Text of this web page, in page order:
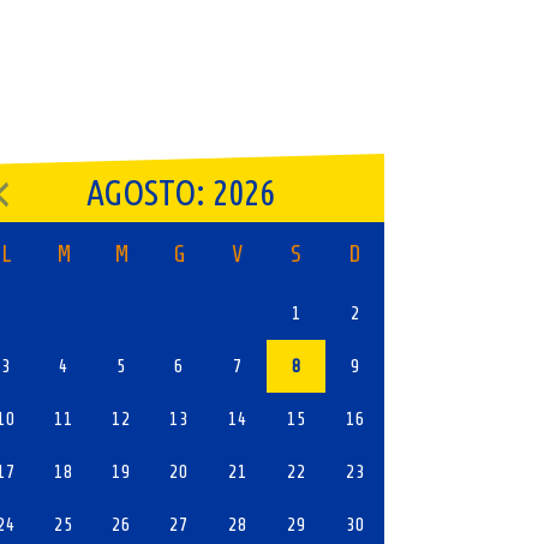
AGOSTO: 2026
L M M G V S D
1 2
3 4 5 6 7 8 9
11 12 13 14 15 16
18 19 20 21 22 23
25 26 27 28 29 30